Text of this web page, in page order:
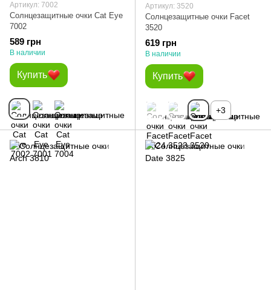
Артикул: 7002
Солнцезащитные очки Cat Eye
7002
589 грн
В наличии
Купить
Артикул: 3520
Солнцезащитные очки Facet
3520
619 грн
В наличии
Купить
+3